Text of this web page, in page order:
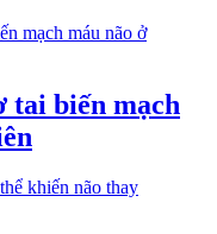
tai biến mạch